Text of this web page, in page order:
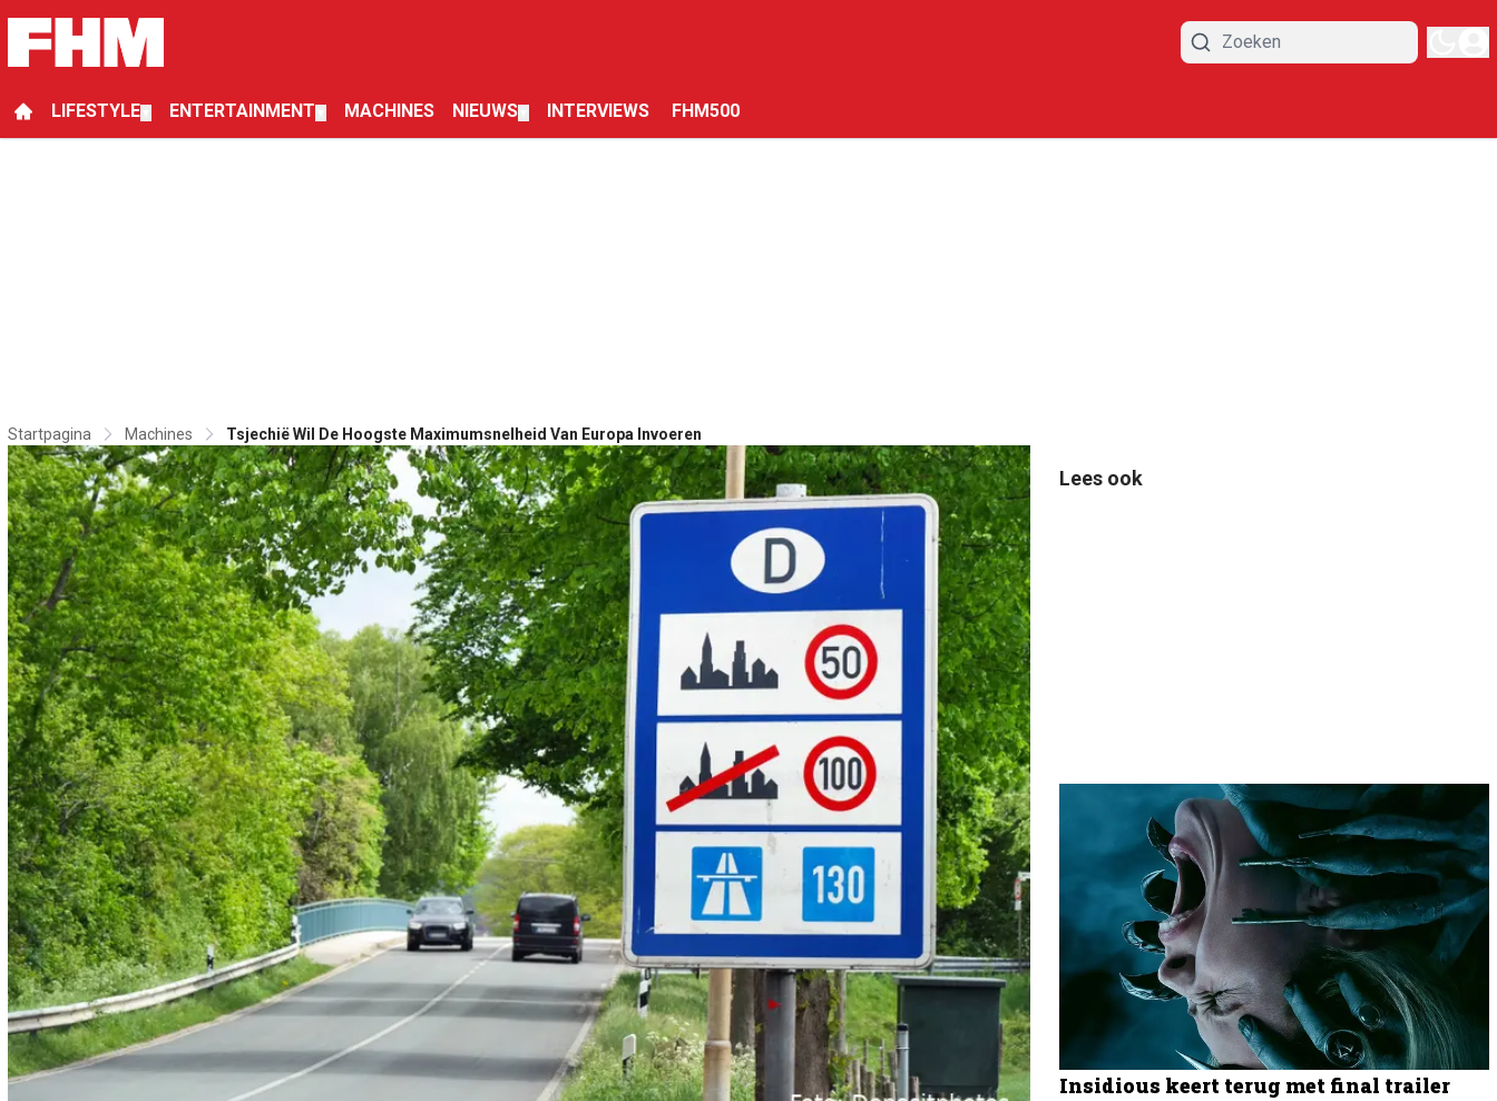
LIFESTYLE ENTERTAINMENT MACHINES NIEUWS INTERVIEWS FHM500
Startpagina Machines Tsjechië Wil De Hoogste Maximumsnelheid Van Europa Invoeren
Lees ook
Insidious keert terug met final trailer